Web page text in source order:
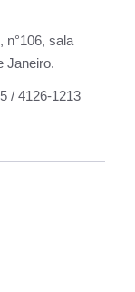
n°106, sala
Janeiro.
/ 4126-1213